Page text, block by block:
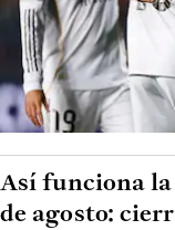
Así funciona la
de agosto: